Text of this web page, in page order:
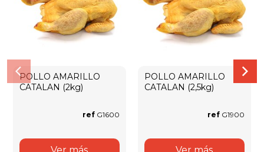
POLLO AMARILLO
CATALAN (2kg)
refG1600
POLLO AMARILLO
CATALAN (2,5kg)
refG1900